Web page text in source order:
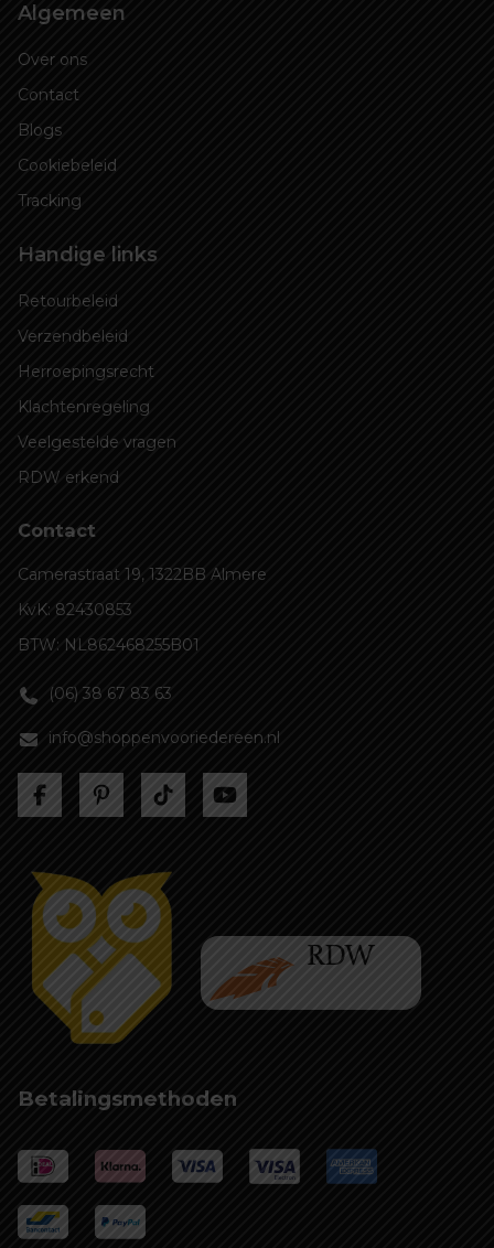
Algemeen
Over ons
Contact
Blogs
Cookiebeleid
Tracking
Handige links
Retourbeleid
Verzendbeleid
Herroepingsrecht
Klachtenregeling
Veelgestelde vragen
RDW erkend
Contact
Camerastraat 19, 1322BB Almere
KvK: 82430853
BTW: NL862468255B01
(06) 38 67 83 63
info@shoppenvooriedereen.nl
Betalingsmethoden